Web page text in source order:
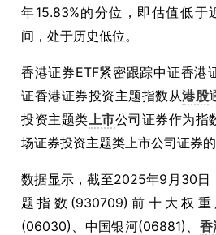
年15.83%的分位，即估值低于
间，处于历史低位。
香港证券ETF紧密跟踪中证香港
证香港证券投资主题指数从港股
投资主题类上市公司证券作为指
场证券投资主题类上市公司证券的
数据显示，截至2025年9 月 30日
题指数 (930709) 前十大权
(06030) 、中国银河(06881) 、 香